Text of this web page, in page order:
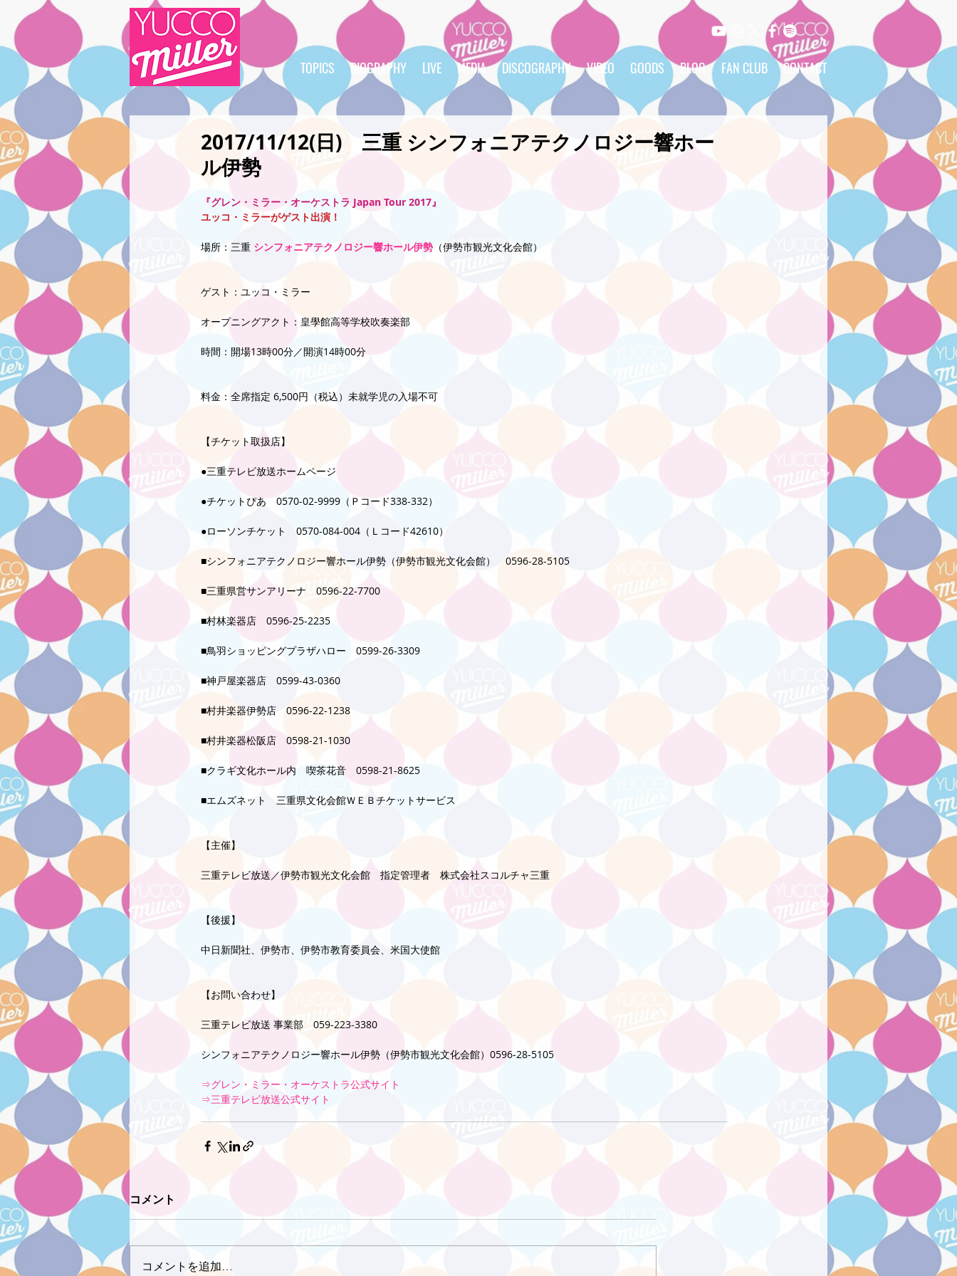
TOPICS BIOGRAPHY LIVE MEDIA DISCOGRAPHY VIDEO GOODS BLOG FAN CLUB CONTACT
2017/11/12(日) 三重 シンフォニアテクノロジー響ホー
ル伊勢
『グレン・ミラー・オーケストラ Japan Tour 2017』
ユッコ・ミラーがゲスト出演！
場所：三重 シンフォニアテクノロジー響ホール伊勢 （伊勢市観光文化会館）
ゲスト：ユッコ・ミラー
オープニングアクト：皇學館高等学校吹奏楽部
時間：開場13時00分／開演14時00分
料金：全席指定 6,500円（税込）未就学児の入場不可
【チケット取扱店】
●三重テレビ放送ホームページ
●チケットぴあ　0570-02-9999（Ｐコード338-332）
●ローソンチケット　0570-084-004（Ｌコード42610）
■シンフォニアテクノロジー響ホール伊勢（伊勢市観光文化会館）　0596-28-5105
■三重県営サンアリーナ　0596-22-7700
■村林楽器店　0596-25-2235
■鳥羽ショッピングプラザハロー　0599-26-3309
■神戸屋楽器店　0599-43-0360
■村井楽器伊勢店　0596-22-1238
■村井楽器松阪店　0598-21-1030
■クラギ文化ホール内　喫茶花音　0598-21-8625
■エムズネット　三重県文化会館ＷＥＢチケットサービス
【主催】
三重テレビ放送／伊勢市観光文化会館　指定管理者　株式会社スコルチャ三重
【後援】
中日新聞社、伊勢市、伊勢市教育委員会、米国大使館
【お問い合わせ】
三重テレビ放送 事業部　059-223-3380
シンフォニアテクノロジー響ホール伊勢（伊勢市観光文化会館）0596-28-5105
⇒グレン・ミラー・オーケストラ公式サイト
⇒三重テレビ放送公式サイト
コメント
コメントを追加…